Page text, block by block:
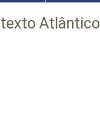
Atlântico